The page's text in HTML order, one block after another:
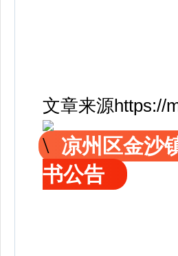
文章来源https://
凉州区金沙
书公告